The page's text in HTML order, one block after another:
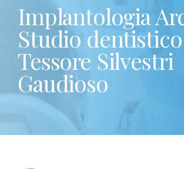
Implantologia
Studio dentistico
Tessore Silvestri
Gaudioso